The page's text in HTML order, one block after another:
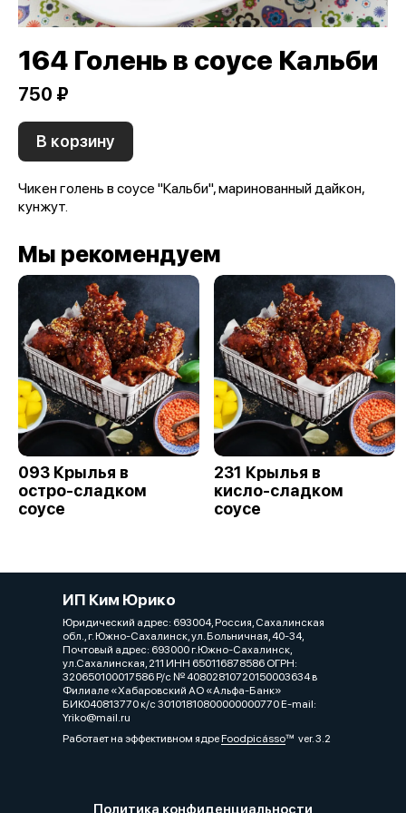
164 Голень в соусе Кальби
750 ₽
В корзину
Чикен голень в соусе "Кальби", маринованный дайкон,
кунжут.
Мы рекомендуем
093 Крылья в
остро-сладком
соусе
231 Крылья в
кисло-сладком
соусе
ИП Ким Юрико
Юридический адрес: 693004, Россия, Сахалинская
обл., г. Южно-Сахалинск, ул. Больничная, 40-34,
Почтовый адрес: 693000 г.Южно-Сахалинск,
ул.Сахалинская, 211 ИНН 650116878586 ОГРН:
320650100017586 Р/с № 40802810720150003634 в
Филиале «Хабаровский АО «Альфа-Банк»
БИК040813770 к/с 30101810800000000770 Е-mail:
Yriko@mail.ru
Работает на эффективном ядреFoodpicássover. 3.2
Политика конфиденциальности